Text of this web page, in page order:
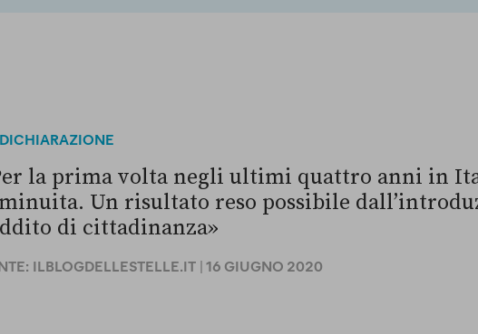
la prima volta negli ultimi quattro anni in
Un risultato reso possibile
di cittadinanza»
ILBLOGDELLESTELLE.IT | 16 GIUGNO 2020